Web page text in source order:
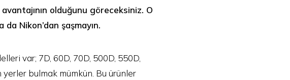
olduğunu göreceksiniz. O
Nikon’dan şaşmayın.
var; 7D, 60D, 70D, 500D, 550D,
yerler bulmak mümkün. Bu ürünler